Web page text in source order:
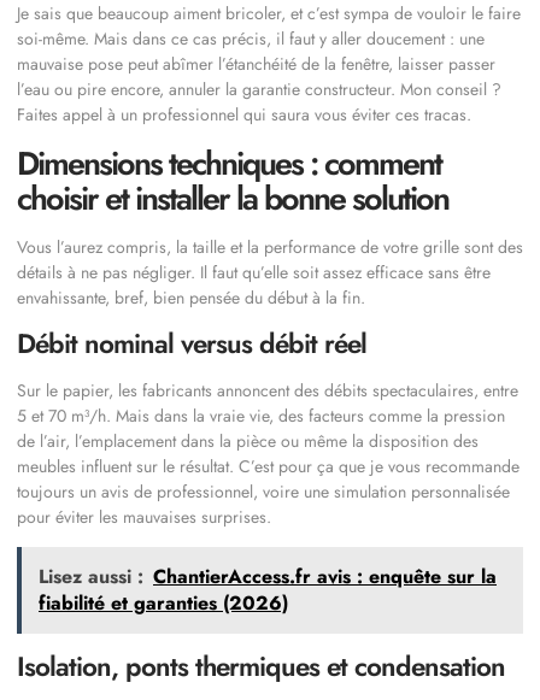
Je sais que beaucoup aiment bricoler, et c’est sympa de vouloir le faire
soi-même. Mais dans ce cas précis, il faut y aller doucement : une
mauvaise pose peut abîmer l’étanchéité de la fenêtre, laisser passer
l’eau ou pire encore, annuler la garantie constructeur. Mon conseil ?
Faites appel à un professionnel qui saura vous éviter ces tracas.
Dimensions techniques : comment
choisir et installer la bonne solution
Vous l’aurez compris, la taille et la performance de votre grille sont des
détails à ne pas négliger. Il faut qu’elle soit assez efficace sans être
envahissante, bref, bien pensée du début à la fin.
Débit nominal versus débit réel
Sur le papier, les fabricants annoncent des débits spectaculaires, entre
5 et 70 m³/h. Mais dans la vraie vie, des facteurs comme la pression
de l’air, l’emplacement dans la pièce ou même la disposition des
meubles influent sur le résultat. C’est pour ça que je vous recommande
toujours un avis de professionnel, voire une simulation personnalisée
pour éviter les mauvaises surprises.
Lisez aussi : ChantierAccess.fr avis : enquête sur la
fiabilité et garanties (2026)
Isolation, ponts thermiques et condensation